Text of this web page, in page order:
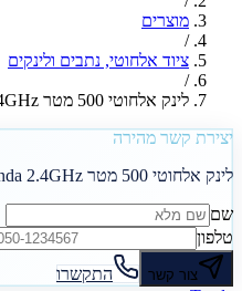
מוצרים
/
ציוד אלחוטי, נתבים ולינקים
/
לינק אלחוטי 500 מטר Tenda 2.4GHz
יצירת קשר מהירה
לינק אלחוטי 500 מטר Tenda 2.4GHz
שם
טלפון
צור קשר
התקשרו